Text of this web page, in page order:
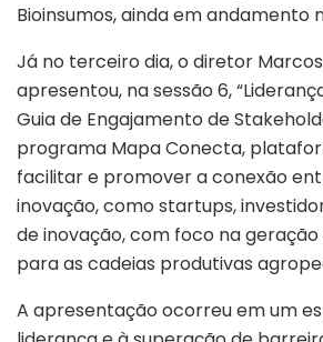
Bioinsumos, ainda em andamento
Já no terceiro dia, o diretor
apresentou, na sessão 6,
Guia de Engajamento de
programa Mapa Conecta,
facilitar e promover a conexão
inovação, como startups,
de inovação, com foco na
para as cadeias produtivas
A apresentação ocorreu em um